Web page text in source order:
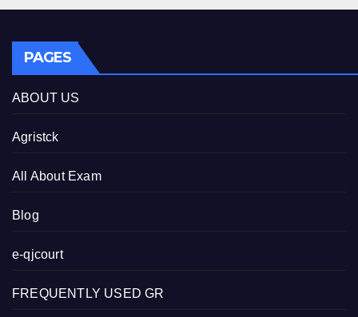
PAGES
ABOUT US
Agristck
All About Exam
Blog
e-qjcourt
FREQUENTLY USED GR